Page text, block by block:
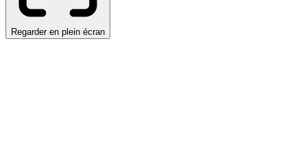
Regarder en plein écran